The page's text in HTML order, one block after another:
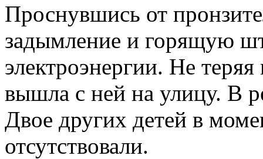
Проснувшись от
задымление и горящую
электроэнергии. Не
вышла с ней на улицу. В
Двое других детей в
отсутствовали.